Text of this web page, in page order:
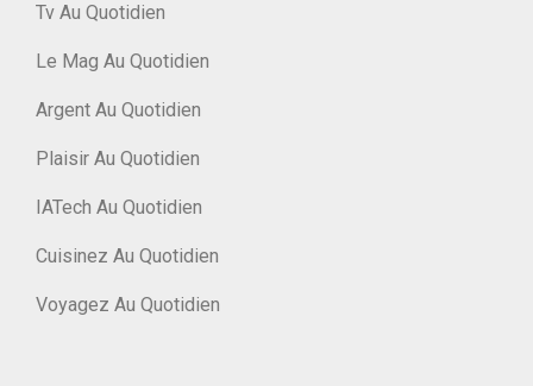
Tv Au Quotidien
Le Mag Au Quotidien
Argent Au Quotidien
Plaisir Au Quotidien
IATech Au Quotidien
Cuisinez Au Quotidien
Voyagez Au Quotidien